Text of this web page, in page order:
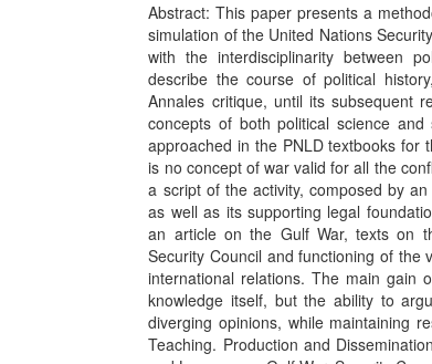
Abstract: This paper presents a
simulation of the United Nations
with the interdisciplinarity between
describe the course of political
Annales critique, until its subsequent
concepts of both political science
approached in the PNLD textbooks for
is no concept of war valid for all the
a script of the activity, composed by
as well as its supporting legal
an article on the Gulf War, texts on
Security Council and functioning of the
international relations. The main gain
knowledge itself, but the ability to
diverging opinions, while maintaining
Teaching. Production and